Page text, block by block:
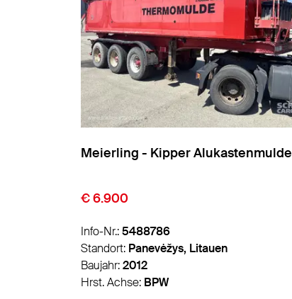
Meierling - Kipper Alukastenmulde
€ 6.900
Info-Nr.:5488786
Standort: Panevėžys, Litauen
Baujahr:2012
Hrst. Achse: BPW